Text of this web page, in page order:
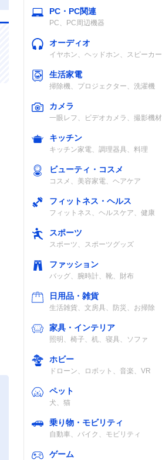
PC・PC関連
PC、PC周辺機器
オーディオ
イヤホン、ヘッドホン、スピーカー
生活家電
掃除機、プロジェクター、洗濯機
カメラ
一眼レフ、ビデオカメラ、撮影機材
キッチン
キッチン家電、調理器具、料理
ビューティ・コスメ
コスメ、美容家電、ヘアケア
フィットネス・ヘルス
フィットネス、ヘルスケア、健康
スポーツ
スポーツ、スポーツグッズ
ファッション
バッグ、腕時計、靴、財布
日用品・雑貨
生活雑貨、文房具、防災、お掃除
家具・インテリア
照明、椅子、机、寝具、ソファ
ホビー
ドローン、ロボット、音楽、VR
ペット
犬、猫
乗り物・モビリティ
自動車、バイク、モビリティ
ゲーム